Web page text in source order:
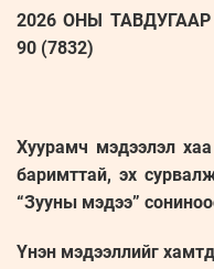
2026 ОНЫ
90 (7832)
Хуурамч мэдээлэл
баримттай, эх
“Зууны мэдээ”
Үнэн мэдээллийг